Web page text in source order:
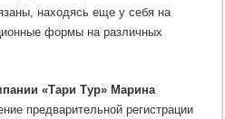
находясь еще у себя на
формы на различных
«Тари Тур» Марина
предварительной регистрации